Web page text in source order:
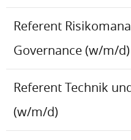
Referent
Governance (w/m/d)
Referent Technik
(w/m/d)